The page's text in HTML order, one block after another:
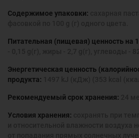
Содержимое упаковки:
Питательная (пищевая) ценность на
Энергетическая ценность
продукта:
Рекомендуемый срок хранения:
Условия хранения: